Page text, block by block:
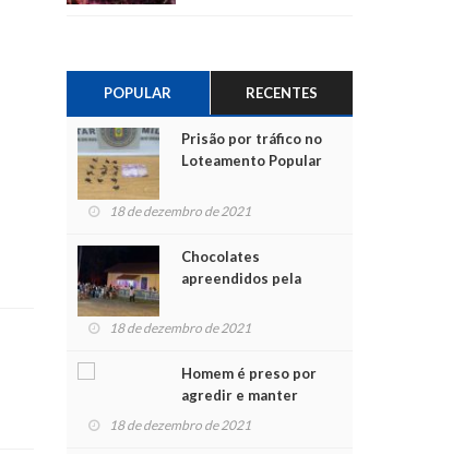
POPULAR RECENTES
Prisão por tráfico no
Loteamento Popular
18 de dezembro de 2021
Chocolates
apreendidos pela
para crianças na
18 de dezembro de 2021
Homem é preso por
agredir e manter
mulher em cárcere
18 de dezembro de 2021